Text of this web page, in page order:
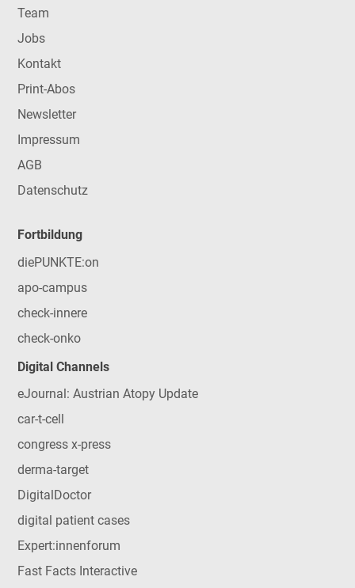
Team
Jobs
Kontakt
Print-Abos
Newsletter
Impressum
AGB
Datenschutz
Fortbildung
diePUNKTE:on
apo-campus
check-innere
check-onko
Digital Channels
eJournal: Austrian Atopy Update
car-t-cell
congress x-press
derma-target
DigitalDoctor
digital patient cases
Expert:innenforum
Fast Facts Interactive